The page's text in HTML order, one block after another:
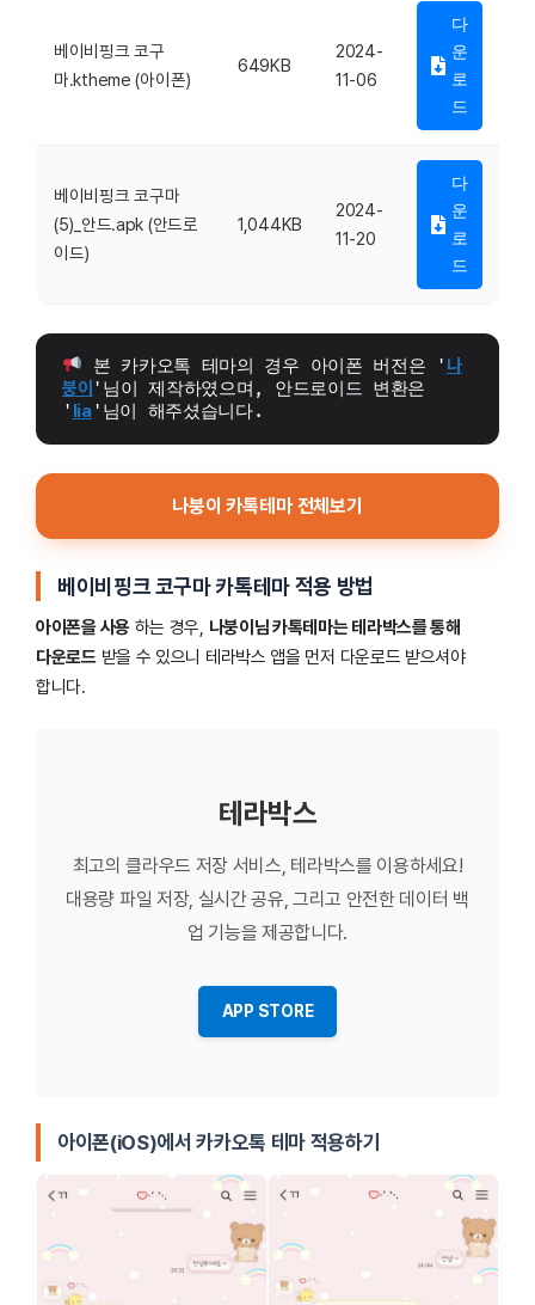
베이비핑크 코구
마.ktheme (아이폰)
649KB
2024-
11-06
다
운
로
드
베이비핑크 코구마
(5)_안드.apk (안드로
이드)
1,044KB
2024-
11-20
다
운
로
드
본 카카오톡 테마의 경우 아이폰 버전은 ' 나
붕이 '님이 제작하였으며, 안드로이드 변환은
' lia'님이 해주셨습니다.
나붕이 카톡테마 전체보기
베이비핑크 코구마카톡테마 적용 방법
아이폰을 사용하는 경우, 나붕이님 카톡테마는 테라박스를 통해
다운로드받을 수 있으니 테라박스 앱을 먼저 다운로드 받으셔야
합니다.
테라박스
최고의 클라우드 저장 서비스, 테라박스를 이용하세요!
대용량 파일 저장, 실시간 공유, 그리고 안전한 데이터 백
업 기능을 제공합니다.
APP STORE
아이폰(iOS)에서 카카오톡 테마 적용하기